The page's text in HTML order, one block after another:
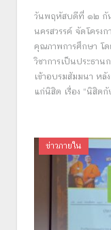
วันพฤหัสบดีที่ ๑๒ กัน
นครสวรรค์ จัดโครง
คุณภาพการศึกษา โด
วิชาการเป็นประธาน
เข้าอบรมสัมมนา หลั
แก่นิสิต เรื่อง “นิสิต
ข่าวภายใน